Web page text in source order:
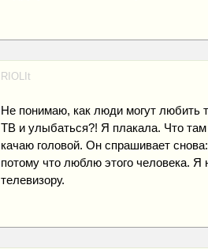
RIOLIt
Не понимаю, как люди могут любить
ТВ и улыбаться?! Я плакала. Что
качаю головой. Он спрашивает
потому что люблю этого человека. Я
телевизору.